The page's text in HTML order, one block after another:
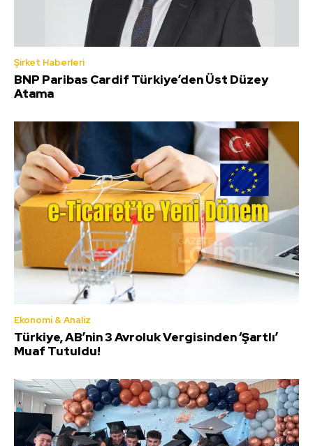
Şirket Haberleri
BNP Paribas Cardif Türkiye’den Üst Düzey
Atama
Ekonomi & Analiz
Türkiye, AB’nin 3 Avroluk Vergisinden ‘Şartlı’
Muaf Tutuldu!